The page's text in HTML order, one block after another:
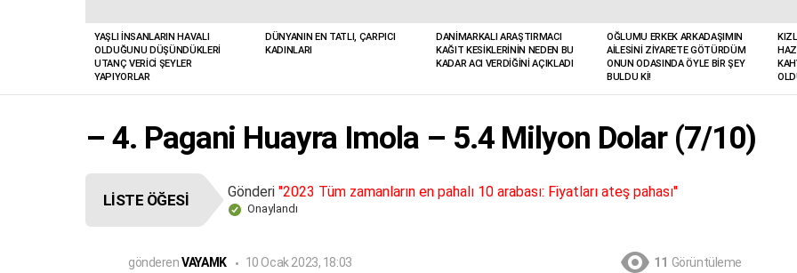
YAŞLI İNSANLARIN HAVALI
OLDUĞUNU DÜŞÜNDÜKLERI
UTANÇ VERICI ŞEYLER
YAPIYORLAR
DÜNYANIN EN TATLI, ÇARPICI
KADINLARI
DANIMARKALI ARAŞTIRMACI
KAĞIT KESIKLERININ NEDEN BU
KADAR ACI VERDIĞINI AÇIKLADI
OĞLUMU ERKEK ARKADAŞIMIN
AILESINI ZIYARETE GÖTÜRDÜM
ONUN ODASINDA ÖYLE BIR ŞEY
BULDU KI!
– 4. Pagani Huayra Imola – 5.4 Milyon Dolar (7/10)
LISTE ÖĞESI Gönderi"2023 Tüm zamanların en pahalı 10 arabası: Fiyatları ateş pahası"
Onaylandı
gönderen VAYAMK 10 Ocak 2023, 18:03 11 Görüntüleme